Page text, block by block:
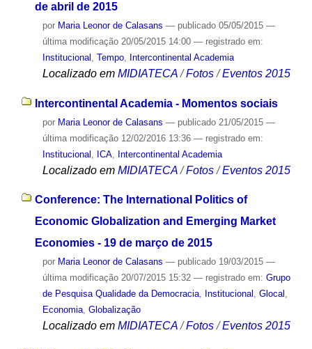
de abril de 2015
por Maria Leonor de Calasans — publicado05/05/2015 —
última modificação20/05/2015 14:00 — registrado em:
Institucional
Tempo, Intercontinental Academia
Localizado em MIDIATECA /Fotos /Eventos 2015
Intercontinental Academia - Momentos sociais
por Maria Leonor de Calasans — publicado21/05/2015 —
última modificação12/02/2016 13:36 — registrado em:
Institucional
ICA, Intercontinental Academia
Localizado em MIDIATECA /Fotos /Eventos 2015
Conference: The International Politics of
Economic Globalization and Emerging Market
Economies - 19 de março de 2015
por Maria Leonor de Calasans — publicado19/03/2015 —
última modificação20/07/2015 15:32 — registrado em: Grupo
de Pesquisa Qualidade da Democracia, Institucional , Glocal ,
Economia, Globalização
Localizado em MIDIATECA /Fotos /Eventos 2015